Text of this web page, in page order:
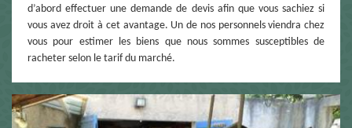
d’abord effectuer une demande de devis afin que vous sachiez si
vous avez droit à cet avantage. Un de nos personnels viendra chez
vous pour estimer les biens que nous sommes susceptibles de
racheter selon le tarif du marché.